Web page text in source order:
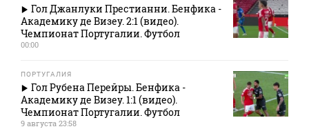
Гол Джанлуки Престианни. Бенфика -
Академику де Визеу. 2:1 (видео).
Чемпионат Португалии. Футбол
00:00
ПОРТУГАЛИЯ
Гол Рубена Перейры. Бенфика -
Академику де Визеу. 1:1 (видео).
Чемпионат Португалии. Футбол
9 августа 23:58